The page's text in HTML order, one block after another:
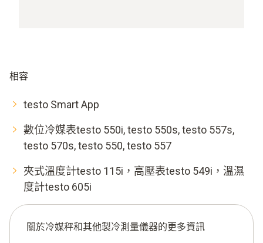
相容
testo Smart App
數位冷媒表testo 550i, testo 550s, testo 557s,
testo 570s, testo 550, testo 557
夾式溫度計testo 115i，高壓表testo 549i，溫濕
度計testo 605i
關於冷媒秤和其他製冷測量儀器的更多資訊